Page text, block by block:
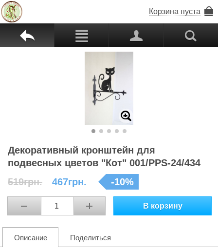
Корзина пуста
b c p s
Z
Декоративный кронштейн для
подвесных цветов "Кот" 001/PPS-24/434
519грн.
467грн. -10%
В корзину
Описание Поделиться